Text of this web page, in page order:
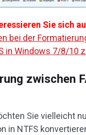
Sie sich
bei der
in Windows 7/8/10
zwischen
Sie vielleicht
in NTFS